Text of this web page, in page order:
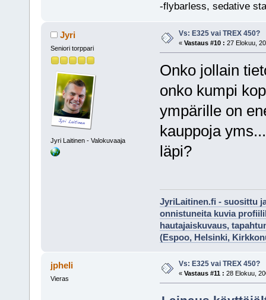
-flybarless, sedative
Jyri
Seniori torppari
Jyri Laitinen - Valokuvaaja
Vs: E325 vai TREX 450?
« Vastaus #10 : 27 Elokuu,
Onko jollain
onko kumpi
ympärille on
kauppoja
läpi?
JyriLaitinen.fi - suosittu
onnistuneita kuvia
hautajaiskuvaus,
(Espoo, Helsinki,
jpheli
Vieras
Vs: E325 vai TREX 450?
« Vastaus #11 : 28 Elokuu,